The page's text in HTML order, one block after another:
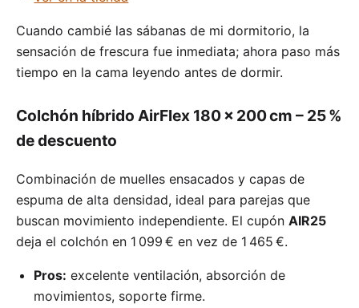
Cuando cambié las sábanas de mi dormitorio, la
sensación de frescura fue inmediata; ahora paso más
tiempo en la cama leyendo antes de dormir.
Colchón híbrido AirFlex 180 × 200 cm – 25 %
de descuento
Combinación de muelles ensacados y capas de
espuma de alta densidad, ideal para parejas que
buscan movimiento independiente. El cupón AIR25
deja el colchón en 1 099 € en vez de 1 465 €.
Pros: excelente ventilación, absorción de
movimientos, soporte firme.